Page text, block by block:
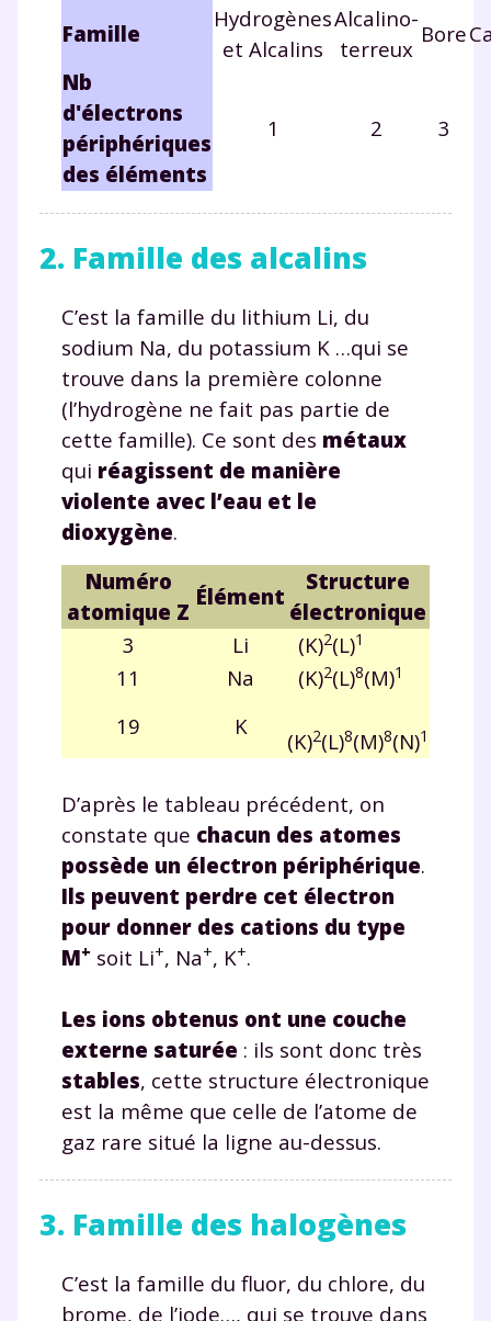
Famille
Hydrogènes
et Alcalins
Alcalino-
terreux
Bore
Nb
d'électrons
périphériques
des éléments
1 2 3
2. Famille des alcalins
C’est la famille du lithium Li, du
sodium Na, du potassium K …qui se
trouve dans la première colonne
(l’hydrogène ne fait pas partie de
cette famille). Ce sont des métaux
qui réagissent de manière
violente avec l’eau et le
dioxygène.
Numéro
atomique Z
Élément
Structure
électronique
3
Li (K)2(L)1
11 Na (K)2(L)8(M)1
19 K
(K)2(L)8(M)8(N)1
D’après le tableau précédent, on
constate que chacun des atomes
possède un électron périphérique.
Ils peuvent perdre cet électron
pour donner des cations du type
M+ soit Li+, Na+, K+.
Les ions obtenus ont une couche
externe saturée : ils sont donc très
stables, cette structure électronique
est la même que celle de l’atome de
gaz rare situé la ligne au-dessus.
3. Famille des halogènes
C’est la famille du fluor, du chlore, du
brome, de l’iode…, qui se trouve dans